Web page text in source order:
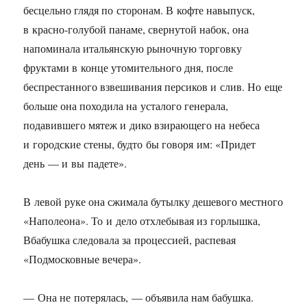
бесцельно глядя по сторонам. В кофте навыпуск,
в красно-голубой панаме, свернутой набок, она
напоминала итальянскую рыночную торговку
фруктами в конце утомительного дня, после
беспрестанного взвешивания персиков и слив. Но еще
больше она походила на усталого генерала,
подавившего мятеж и дико взирающего на небеса
и городские стены, будто бы говоря им: «Придет
день — и вы падете».
В левой руке она сжимала бутылку дешевого местного
«Наполеона». То и дело отхлебывая из горлышка,
Вбабушка следовала за процессией, распевая
«Подмосковные вечера».
— Она не потерялась, — объявила нам бабушка.